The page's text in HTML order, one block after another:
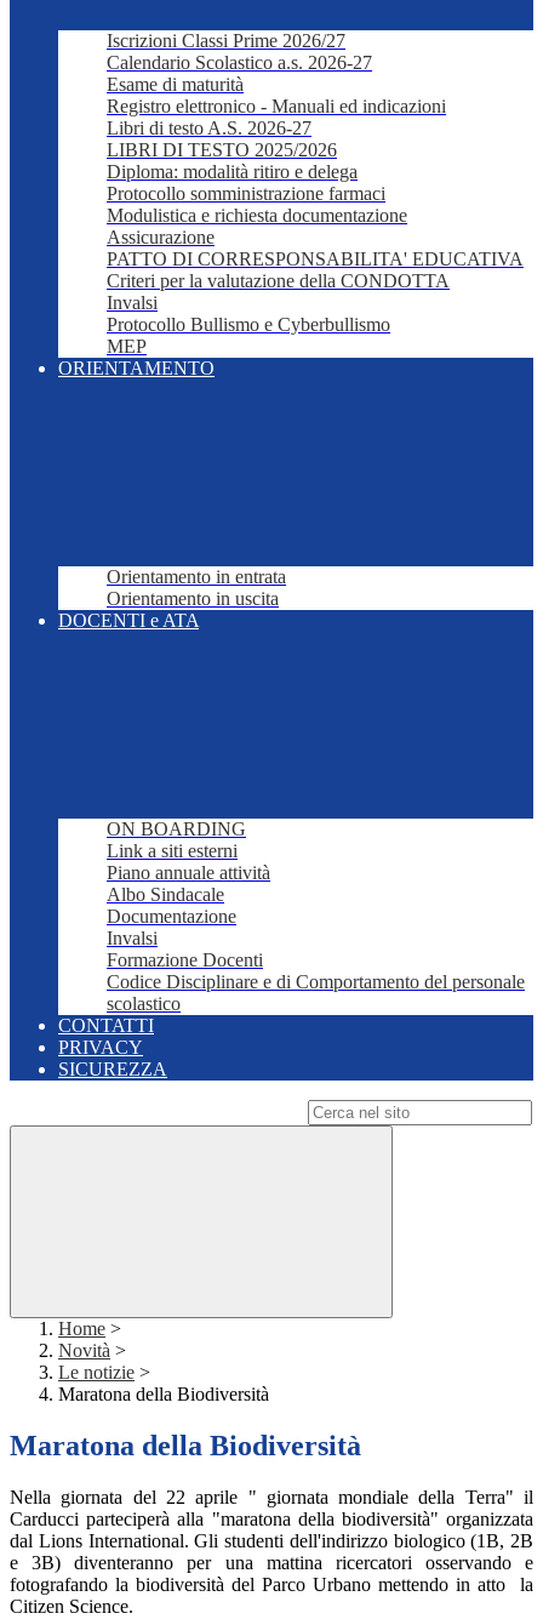
Iscrizioni Classi Prime 2026/27
Calendario Scolastico a.s. 2026-27
Esame di maturità
Registro elettronico - Manuali ed indicazioni
Libri di testo A.S. 2026-27
LIBRI DI TESTO 2025/2026
Diploma: modalità ritiro e delega
Protocollo somministrazione farmaci
Modulistica e richiesta documentazione
Assicurazione
PATTO DI CORRESPONSABILITA' EDUCATIVA
Criteri per la valutazione della CONDOTTA
Invalsi
Protocollo Bullismo e Cyberbullismo
MEP
ORIENTAMENTO
Orientamento in entrata
Orientamento in uscita
DOCENTI e ATA
ON BOARDING
Link a siti esterni
Piano annuale attività
Albo Sindacale
Documentazione
Invalsi
Formazione Docenti
Codice Disciplinare e di Comportamento del personale
scolastico
CONTATTI
PRIVACY
SICUREZZA
Home >
Novità >
Le notizie >
Maratona della Biodiversità
Maratona della Biodiversità
Nella giornata del 22 aprile " giornata mondiale della Terra" il
Carducci parteciperà alla "maratona della biodiversità" organizzata
dal Lions International. Gli studenti dell'indirizzo biologico (1B, 2B
e 3B) diventeranno per una mattina ricercatori osservando e
fotografando la biodiversità del Parco Urbano mettendo in atto la
Citizen Science.